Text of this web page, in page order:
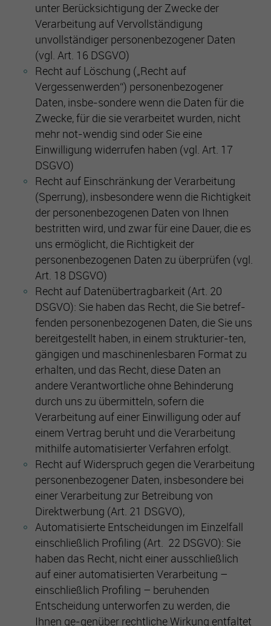
unter Berücksichtigung der Zwecke der
Verarbeitung auf Vervollständigung
unvollständiger personenbezogener Daten
(vgl. Art. 16 DSGVO)
Recht auf Löschung („Recht auf
Vergessenwerden“) personenbezogener
Daten, insbe-sondere wenn die Daten für die
Zwecke, für die sie verarbeitet wurden, nicht
mehr not-wendig sind oder Sie eine
Einwilligung widerrufen haben (vgl. Art. 17
DSGVO)
Recht auf Einschränkung der Verarbeitung
(Sperrung), insbesondere wenn die Richtigkeit
der personenbezogenen Daten von Ihnen
bestritten wird, und zwar für eine Dauer, die es
uns ermöglicht, die Richtigkeit der
personenbezogenen Daten zu überprüfen (vgl.
Art. 18 DSGVO)
Recht auf Datenübertragbarkeit (Art. 20
DSGVO): Sie haben das Recht, die Sie betref-
fenden personenbezogenen Daten, die Sie uns
bereitgestellt haben, in einem strukturier-ten,
gängigen und maschinenlesbaren Format zu
erhalten, und das Recht, diese Daten an
andere Verantwortliche ohne Behinderung
durch uns zu übermitteln, sofern die
Verarbeitung auf einer Einwilligung oder auf
einem Vertrag beruht und die Verarbeitung
mithilfe automatisierter Verfahren erfolgt.
Recht auf Widerspruch gegen die Verarbeitung
personenbezogener Daten, insbesondere bei
einer Verarbeitung zur Betreibung von
Direktwerbung (Art. 21 DSGVO),
Automatisierte Entscheidungen im Einzelfall
einschließlich Profiling (Art. 22 DSGVO): Sie
haben das Recht, nicht einer ausschließlich
auf einer automatisierten Verarbeitung –
einschließlich Profiling – beruhenden
Entscheidung unterworfen zu werden, die
Ihnen ge-genüber rechtliche Wirkung entfaltet